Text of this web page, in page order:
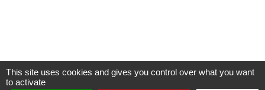
This site uses cookies and gives you control over what you want
to activate